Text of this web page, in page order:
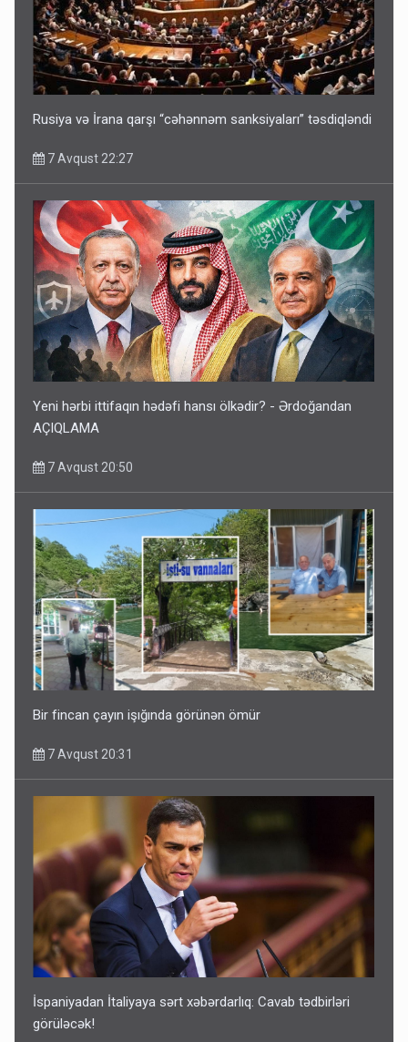
Rusiya və İrana qarşı “cəhənnəm sanksiyaları” təsdiqləndi
7 Avqust 22:27
Yeni hərbi ittifaqın hədəfi hansı ölkədir? - Ərdoğandan
AÇIQLAMA
7 Avqust 20:50
Bir fincan çayın işığında görünən ömür
7 Avqust 20:31
İspaniyadan İtaliyaya sərt xəbərdarlıq: Cavab tədbirləri
görüləcək!